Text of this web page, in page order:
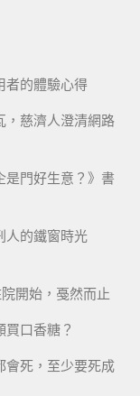
者的體驗心得
，慈濟人澄清網路
是門好生意？》書
人的鐵窗時光
開始，戞然而止
買口香糖？
會死，至少要死成